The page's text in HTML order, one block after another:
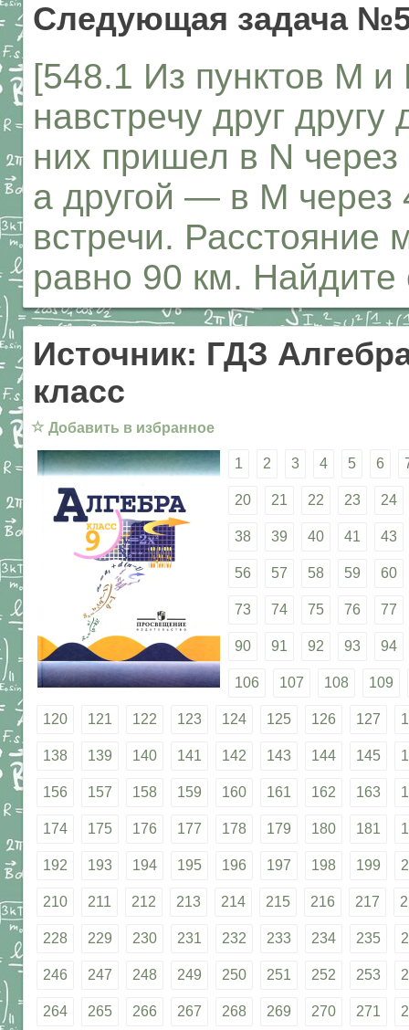
Следующая задача
[548.1 Из пунктов М
навстречу друг
них пришел в N
а другой — в М через
встречи. Расстояние
равно 90 км. Найдите
Источник: ГДЗ
класс
☆ Добавить в избранное
1 2 3 4 5 6
20 21 22 23 24
38 39 40 41 43
56 57 58 59 60
73 74 75 76 77
90 91 92 93 94
106 107 108 109
120 121 122 123 124 125 126 127
138 139 140 141 142 143 144 145
156 157 158 159 160 161 162 163
174 175 176 177 178 179 180 181
192 193 194 195 196 197 198 199
210 211 212 213 214 215 216 217
228 229 230 231 232 233 234 235
246 247 248 249 250 251 252 253
264 265 266 267 268 269 270 271